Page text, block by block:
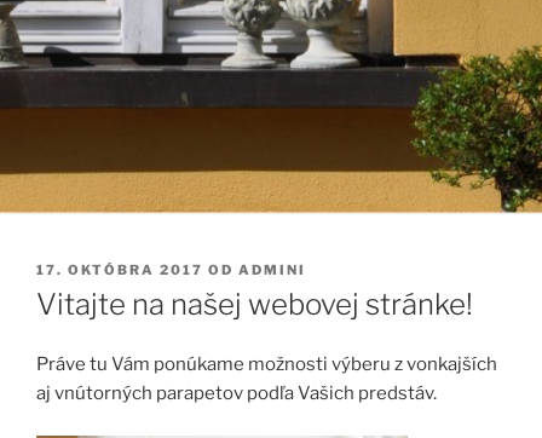
PUBLIKOVANÉ
17. OKTÓBRA 2017 OD ADMINI
Vitajte na našej webovej stránke!
Práve tu Vám ponúkame možnosti výberu z vonkajších
aj vnútorných parapetov podľa Vašich predstáv.